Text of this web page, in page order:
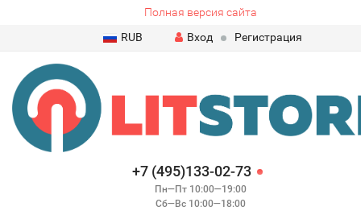
Полная версия сайта
RUB
Вход Регистрация
+7 (495)133-02-73
Пн—Пт 10:00—19:00
Сб—Вс 10:00—18:00